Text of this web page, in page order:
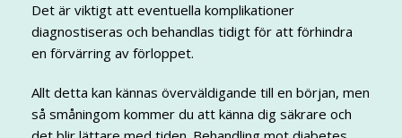
Det är viktigt att eventuella komplikationer
diagnostiseras och behandlas tidigt för att förhindra
en förvärring av förloppet.
Allt detta kan kännas överväldigande till en början, men
så småningom kommer du att känna dig säkrare och